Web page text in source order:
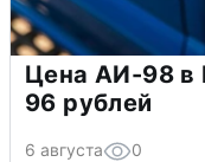
Цена АИ-98 в
96 рублей
6 августа 0